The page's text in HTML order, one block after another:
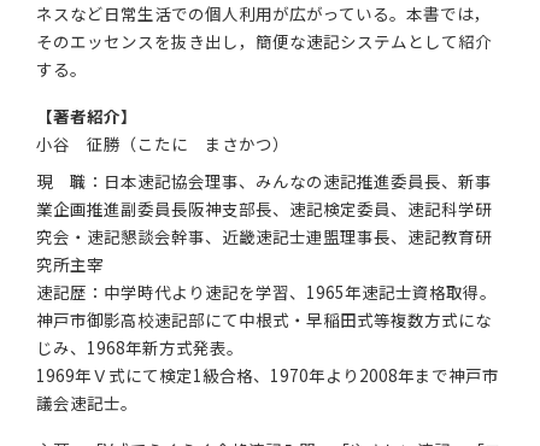
ネスなど日常生活での個人利用が広がっている。本書では，
そのエッセンスを抜き出し，簡便な速記システムとして紹介
する。
【著者紹介】
小谷 征勝（こたに まさかつ）
現 職：日本速記協会理事、みんなの速記推進委員長、新事
業企画推進副委員長阪神支部長、速記検定委員、速記科学研
究会・速記懇談会幹事、近畿速記士連盟理事長、速記教育研
究所主宰
速記歴：中学時代より速記を学習、1965年速記士資格取得。
神戸市御影高校速記部にて中根式・早稲田式等複数方式にな
じみ、1968年新方式発表。
1969年Ｖ式にて検定1級合格、1970年より2008年まで神戸市
議会速記士。